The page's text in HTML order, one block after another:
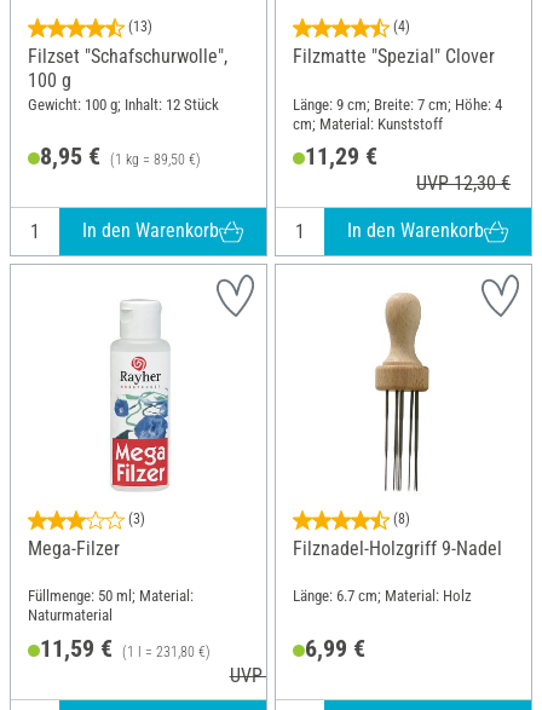
(13)
Filzset "Schafschurwolle",
100 g
Gewicht: 100 g; Inhalt: 12 Stück
8,95 € (1 kg = 89,50 €)
In den Warenkorb
(4)
Filzmatte "Spezial" Clover
Länge: 9 cm; Breite: 7 cm; Höhe: 4
cm; Material: Kunststoff
11,29 €
UVP 12,30 €
In den Warenkorb
(3)
Mega-Filzer
Füllmenge: 50 ml; Material:
Naturmaterial
11,59 € (1 l = 231,80 €)
UVP 12,49 €
(8)
Filznadel-Holzgriff 9-Nadel
Länge: 6.7 cm; Material: Holz
6,99 €